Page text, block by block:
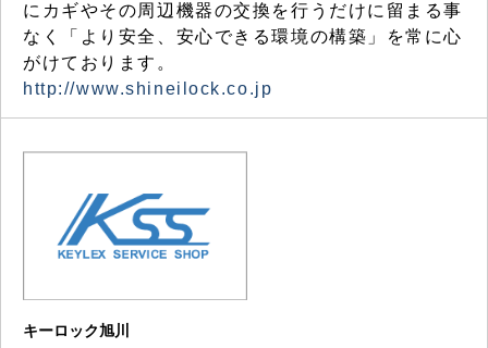
にカギやその周辺機器の交換を行うだけに留まる事
なく「より安全、安心できる環境の構築」を常に心
がけております。
http://www.shineilock.co.jp
キーロック旭川